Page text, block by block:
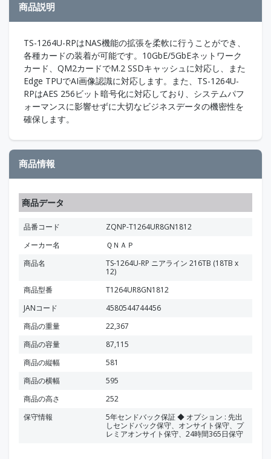
商品説明
TS-1264U-RPはNAS機能の拡張を柔軟に行うことができ、
各種カードの装着が可能です。10GbE/5GbEネットワーク
カード、QM2カードでM.2 SSDキャッシュに対応し、また
Edge TPUでAI画像認識に対応します。また、TS-1264U-
RPはAES 256ビット暗号化に対応しており、システムパフ
ォーマンスに影響せずに大切なビジネスデータの機密性を
確保します。
商品情報
商品データ
品番コード
ZQNP-T1264UR8GN1812
メーカー名
ＱＮＡＰ
商品名
TS-1264U-RP ニアライン 216TB (18TB x
12)
商品型番
T1264UR8GN1812
JANコード
4580544744456
商品の重量
22,367
商品の容量
87,115
商品の縦幅
581
商品の横幅
595
商品の高さ
252
保守情報
5年センドバック保証 ◆ オプション : 先出
しセンドバック保守、オンサイト保守、プ
レミアオンサイト保守、24時間365日保守